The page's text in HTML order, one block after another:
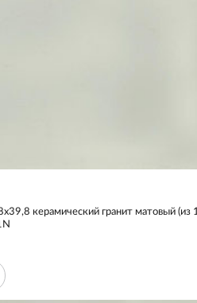
керамический гранит матовый (из